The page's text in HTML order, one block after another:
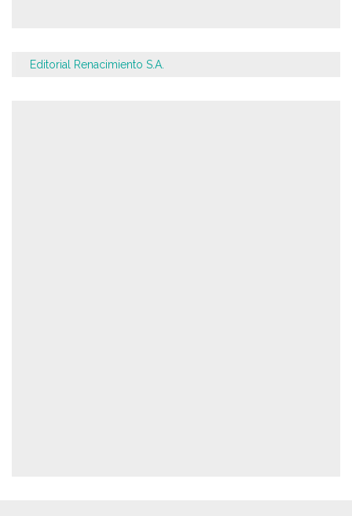
Editorial Renacimiento S.A.